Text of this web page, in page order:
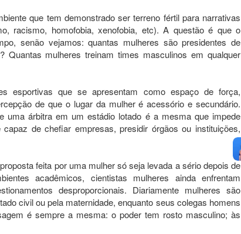
que tem demonstrado ser terreno fértil para narrativas
racismo, homofobia, xenofobia, etc). A questão é que o
senão vejamos: quantas mulheres são presidentes de
Quantas mulheres treinam times masculinos em qualquer
esportivas que se apresentam como espaço de força,
de que o lugar da mulher é acessório e secundário.
uma árbitra em um estádio lotado é a mesma que impede
de chefiar empresas, presidir órgãos ou instituições,
feita por uma mulher só seja levada a sério depois de
acadêmicos, cientistas mulheres ainda enfrentam
desproporcionais. Diariamente mulheres são
civil ou pela maternidade, enquanto seus colegas homens
é sempre a mesma: o poder tem rosto masculino; às